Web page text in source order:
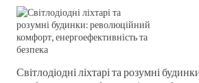
Світлодіодні ліхтарі та розумні